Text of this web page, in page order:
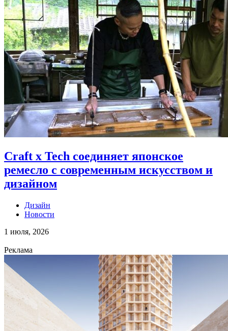
Craft x Tech соединяет японское
ремесло с современным искусством и
дизайном
Дизайн
Новости
1 июля, 2026
Реклама